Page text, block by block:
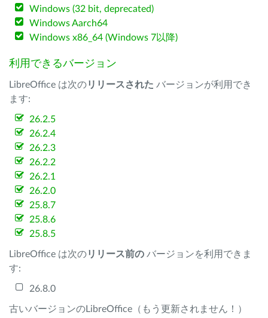
Windows (32 bit, deprecated)
Windows Aarch64
Windows x86_64 (Windows 7以降)
利用できるバージョン
LibreOffice は次のリリースされた バージョンが利用でき
ます:
26.2.5
26.2.4
26.2.3
26.2.2
26.2.1
26.2.0
25.8.7
25.8.6
25.8.5
LibreOffice は次のリリース前の バージョンを利用できま
す:
26.8.0
古いバージョンのLibreOffice（もう更新されません！）